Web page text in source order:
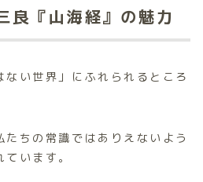
良『山海経』の魅力
い世界」にふれられるところ
たちの常識ではありえないよう
います。